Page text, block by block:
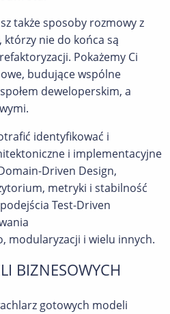
także sposoby rozmowy z
nie do końca są
Pokażemy Ci
budujące wspólne
deweloperskim, a
identyfikować i
i implementacyjne
Driven Design,
metryki i stabilność
Test-Driven
modularyzacji i wielu innych.
BIZNESOWYCH
gotowych modeli